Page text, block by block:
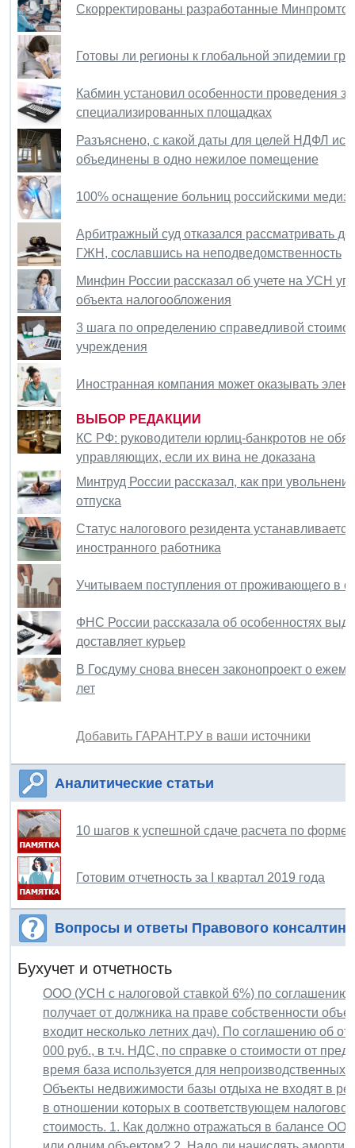
Скорректированы разработанные
Готовы ли регионы к глобальной эпидемии
Кабмин установил особенности проведения
специализированных площадках
Разъяснено, с какой даты для целей НДФЛ
объединены в одно нежилое помещение
100% оснащение больниц российскими
Арбитражный суд отказался рассматривать
ГЖН, сославшись на неподведомственность
Минфин России рассказал об учете на УСН
объекта налогообложения
3 шага по определению справедливой
учреждения
Иностранная компания может оказывать
ВЫБОР РЕДАКЦИИ
КС РФ: руководители юрлиц-банкротов не
управляющих, если их вина не доказана
Минтруд России рассказал, как при
отпуска
Статус налогового резидента
иностранного работника
Учитываем поступления от проживающего в
ФНС России рассказала об особенностях
доставляет курьер
В Госдуму снова внесен законопроект о
лет
Добавить ГАРАНТ.РУ в ваши источники
Аналитические статьи
10 шагов к успешной сдаче расчета по
Готовим отчетность за I квартал 2019 года
Вопросы и ответы Правового
Бухучет и отчетность
ООО (УСН с налоговой ставкой 6%) по соглашению
получает от должника на праве собственности
входит несколько летних дач). По соглашению об
000 руб., в т.ч. НДС, по справке о стоимости от
время база используется для
Объекты недвижимости базы отдыха не входят в
в отношении которых в соответствующем
стоимость. 1. Как должно отражаться в балансе